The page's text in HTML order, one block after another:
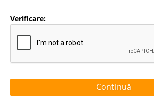
Verificare:
Continuă